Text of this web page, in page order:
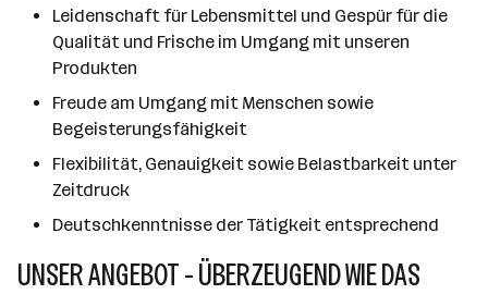
Leidenschaft für Lebensmittel und Gespür für die
Qualität und Frische im Umgang mit unseren
Produkten
Freude am Umgang mit Menschen sowie
Begeisterungsfähigkeit
Flexibilität, Genauigkeit sowie Belastbarkeit unter
Zeitdruck
Deutschkenntnisse der Tätigkeit entsprechend
UNSER ANGEBOT - ÜBERZEUGEND WIE DAS